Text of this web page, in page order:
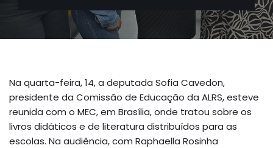
Na quarta-feira, 14, a deputada Sofia Cavedon,
presidente da Comissão de Educação da ALRS, esteve
reunida com o MEC, em Brasília, onde tratou sobre os
livros didáticos e de literatura distribuídos para as
escolas. Na audiência, com Raphaella Rosinha